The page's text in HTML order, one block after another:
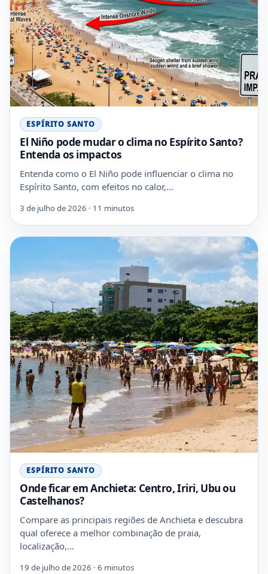
ESPÍRITO SANTO
El Niño pode mudar o clima no Espírito Santo?
Entenda os impactos
Entenda como o El Niño pode influenciar o clima no
Espírito Santo, com efeitos no calor,…
3 de julho de 2026 · 11 minutos
ESPÍRITO SANTO
Onde ficar em Anchieta: Centro, Iriri, Ubu ou
Castelhanos?
Compare as principais regiões de Anchieta e descubra
qual oferece a melhor combinação de praia,
localização,…
19 de julho de 2026 · 6 minutos